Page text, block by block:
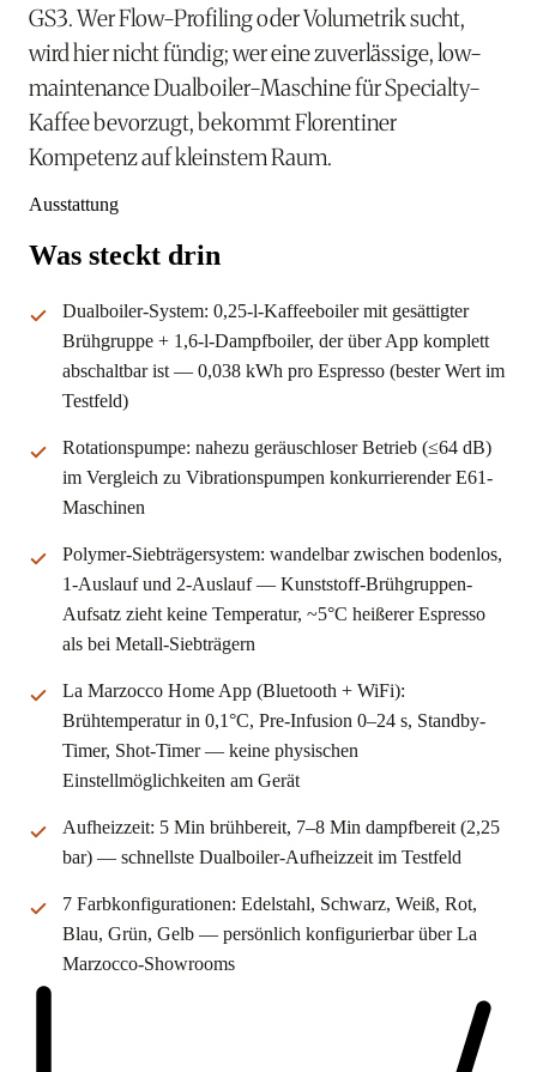
GS3. Wer Flow-Profiling oder Volumetrik sucht,
wird hier nicht fündig; wer eine zuverlässige, low-
maintenance Dualboiler-Maschine für Specialty-
Kaffee bevorzugt, bekommt Florentiner
Kompetenz auf kleinstem Raum.
Ausstattung
Was steckt drin
Dualboiler-System: 0,25-l-Kaffeeboiler mit gesättigter
Brühgruppe + 1,6-l-Dampfboiler, der über App komplett
abschaltbar ist — 0,038 kWh pro Espresso (bester Wert im
Testfeld)
Rotationspumpe: nahezu geräuschloser Betrieb (≤64 dB)
im Vergleich zu Vibrationspumpen konkurrierender E61-
Maschinen
Polymer-Siebträgersystem: wandelbar zwischen bodenlos,
1-Auslauf und 2-Auslauf — Kunststoff-Brühgruppen-
Aufsatz zieht keine Temperatur, ~5°C heißerer Espresso
als bei Metall-Siebträgern
La Marzocco Home App (Bluetooth + WiFi):
Brühtemperatur in 0,1°C, Pre-Infusion 0–24 s, Standby-
Timer, Shot-Timer — keine physischen
Einstellmöglichkeiten am Gerät
Aufheizzeit: 5 Min brühbereit, 7–8 Min dampfbereit (2,25
bar) — schnellste Dualboiler-Aufheizzeit im Testfeld
7 Farbkonfigurationen: Edelstahl, Schwarz, Weiß, Rot,
Blau, Grün, Gelb — persönlich konfigurierbar über La
Marzocco-Showrooms